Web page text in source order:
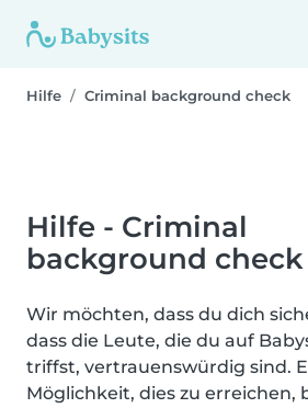
Hilfe Criminal background check
Hilfe - Criminal
background check
Wir möchten, dass du dich
dass die Leute, die du auf
triffst, vertrauenswürdig sind.
Möglichkeit, dies zu erreichen,